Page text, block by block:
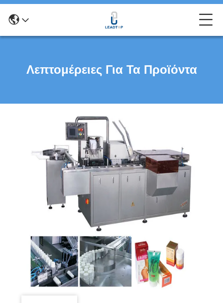
Λεπτομέρειες Για Τα Προϊόντα